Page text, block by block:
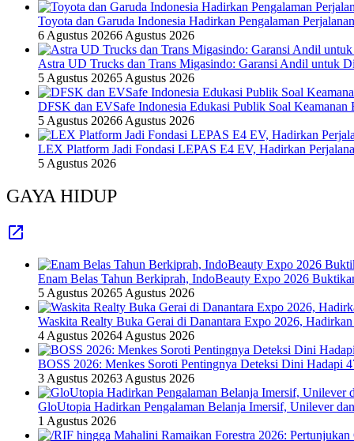
Toyota dan Garuda Indonesia Hadirkan Pengalaman
6 Agustus 20266 Agustus 2026
Astra UD Trucks dan Trans Migasindo: Garansi Andil untuk
5 Agustus 20265 Agustus 2026
DFSK dan EVSafe Indonesia Edukasi Publik Soal
5 Agustus 20266 Agustus 2026
LEX Platform Jadi Fondasi LEPAS E4 EV, Hadirkan
5 Agustus 2026
GAYA HIDUP
Enam Belas Tahun Berkiprah, IndoBeauty Expo 2026
5 Agustus 20265 Agustus 2026
Waskita Realty Buka Gerai di Danantara Expo 2026,
4 Agustus 20264 Agustus 2026
BOSS 2026: Menkes Soroti Pentingnya Deteksi Dini Hadapi
3 Agustus 20263 Agustus 2026
GloUtopia Hadirkan Pengalaman Belanja Imersif, Unilever
1 Agustus 2026